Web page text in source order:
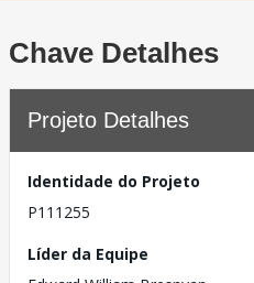
Chave Detalhes
Projeto Detalhes
Identidade do Projeto
P111255
Líder da Equipe